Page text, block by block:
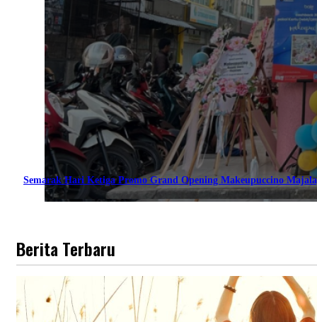
Semarak Hari Ketiga Promo Grand Opening Makeupuccino
Berita Terbaru